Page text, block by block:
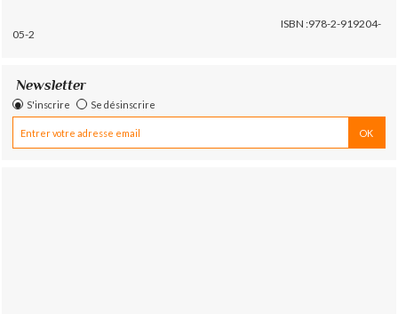
ISBN :978-2-919204-
05-2
Newsletter
S'inscrire Se désinscrire